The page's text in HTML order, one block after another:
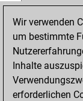
Matt auf
Bauer
Erstickte
Wir verwenden
um bestimmte
Inhalte
erforderlichen